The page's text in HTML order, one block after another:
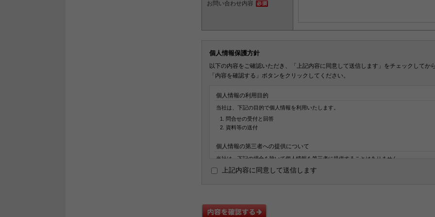
お問い合わせ内容
個人情報保護方針
以下の内容をご確認いただき、「上記内容に同意して送信します」をチェックしてか
「内容を確認する」ボタンをクリックしてください。
個人情報の利用目的
当社は、下記の目的で個人情報を利用いたします。
問合せの受付と回答
資料等の送付
個人情報の第三者への提供について
当社は、下記の場合を除いて個人情報を第三者に提供することはありません。
本人の同意がある場合
上記内容に同意して送信します